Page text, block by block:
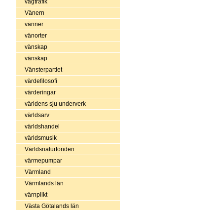
vägtrafik
Vänern
vänner
vänorter
vänskap
vänskap
Vänsterpartiet
värdefilosofi
värderingar
världens sju underverk
världsarv
världshandel
världsmusik
Världsnaturfonden
värmepumpar
Värmland
Värmlands län
värnplikt
Västa Götalands län